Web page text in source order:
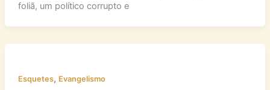
foliã, um político corrupto e
Esquetes, Evangelismo